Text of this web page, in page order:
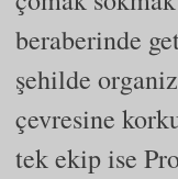
beraberinde
şehilde
çevresine
tek ekip ise